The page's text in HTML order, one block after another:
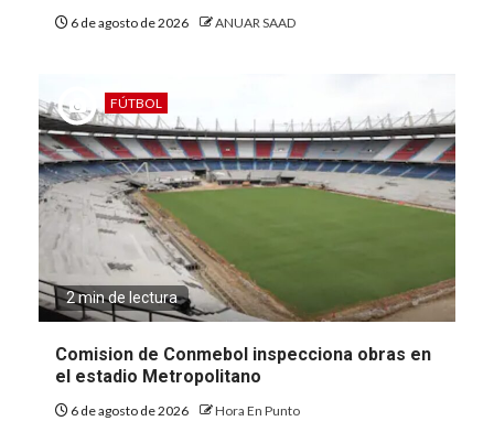
6 de agosto de 2026 ANUAR SAAD
FÚTBOL
2 min de lectura
Comision de Conmebol inspecciona obras en
el estadio Metropolitano
6 de agosto de 2026 Hora En Punto